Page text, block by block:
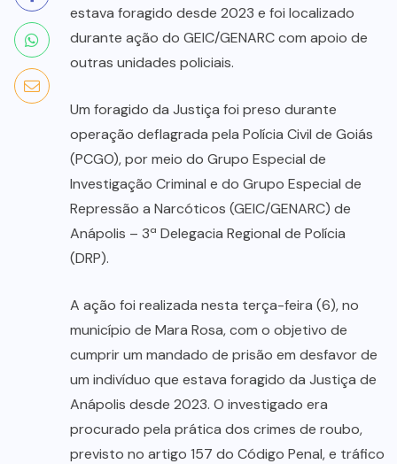
estava foragido desde 2023 e foi localizado
durante ação do GEIC/GENARC com apoio de
outras unidades policiais.
Um foragido da Justiça foi preso durante
operação deflagrada pela Polícia Civil de Goiás
(PCGO), por meio do Grupo Especial de
Investigação Criminal e do Grupo Especial de
Repressão a Narcóticos (GEIC/GENARC) de
Anápolis – 3ª Delegacia Regional de Polícia
(DRP).
A ação foi realizada nesta terça-feira (6), no
município de Mara Rosa, com o objetivo de
cumprir um mandado de prisão em desfavor de
um indivíduo que estava foragido da Justiça de
Anápolis desde 2023. O investigado era
procurado pela prática dos crimes de roubo,
previsto no artigo 157 do Código Penal, e tráfico